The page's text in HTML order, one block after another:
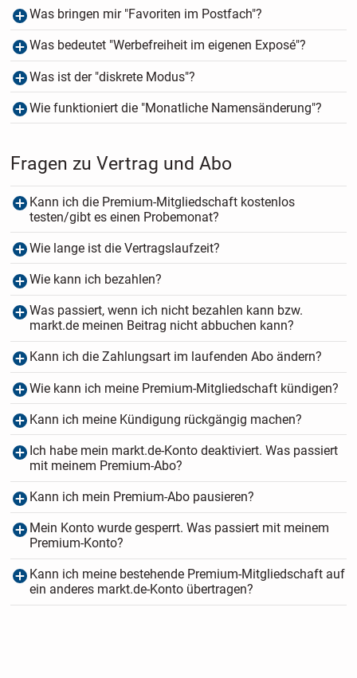
Was bringen mir "Favoriten im Postfach"?
Was bedeutet "Werbefreiheit im eigenen Exposé"?
Was ist der "diskrete Modus"?
Wie funktioniert die "Monatliche Namensänderung"?
Fragen zu Vertrag und Abo
Kann ich die Premium-Mitgliedschaft kostenlos
testen/gibt es einen Probemonat?
Wie lange ist die Vertragslaufzeit?
Wie kann ich bezahlen?
Was passiert, wenn ich nicht bezahlen kann bzw.
markt.de meinen Beitrag nicht abbuchen kann?
Kann ich die Zahlungsart im laufenden Abo ändern?
Wie kann ich meine Premium-Mitgliedschaft kündigen?
Kann ich meine Kündigung rückgängig machen?
Ich habe mein markt.de-Konto deaktiviert. Was passiert
mit meinem Premium-Abo?
Kann ich mein Premium-Abo pausieren?
Mein Konto wurde gesperrt. Was passiert mit meinem
Premium-Konto?
Kann ich meine bestehende Premium-Mitgliedschaft auf
ein anderes markt.de-Konto übertragen?